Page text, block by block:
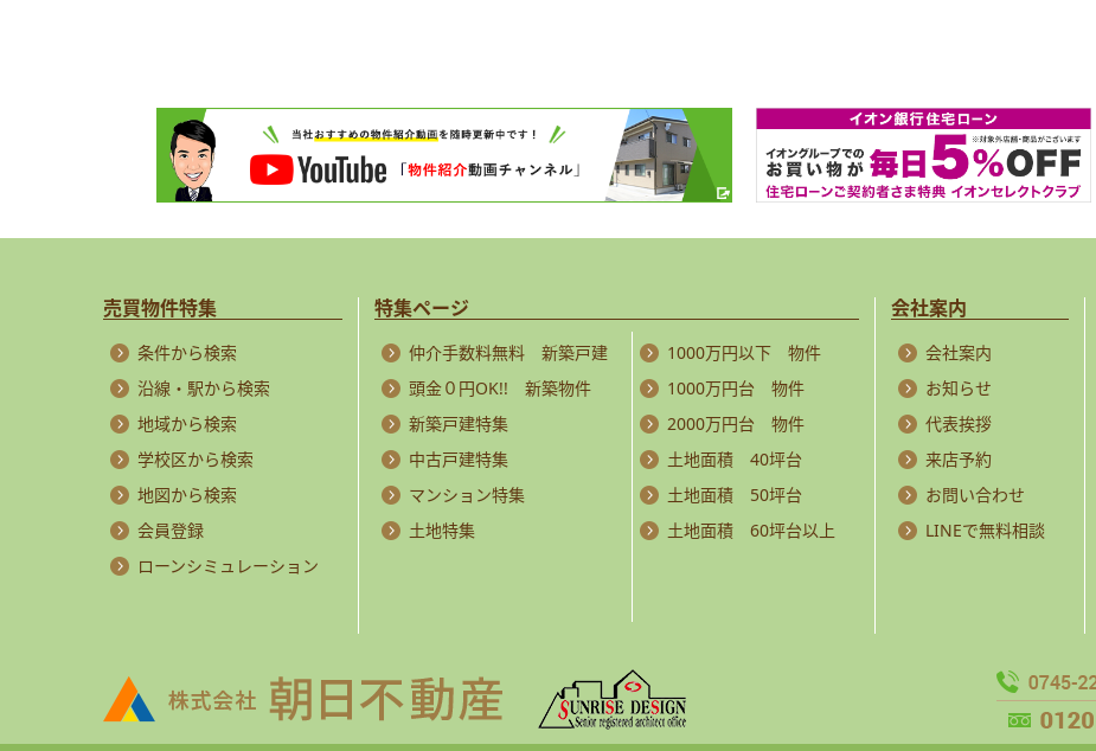
売買物件特集
条件から検索
沿線・駅から検索
地域から検索
学校区から検索
地図から検索
会員登録
ローンシミュレーション
特集ページ
仲介手数料無料 新築戸建
頭金０円OK!! 新築物件
新築戸建特集
中古戸建特集
マンション特集
土地特集
1000万円以下 物件
1000万円台 物件
2000万円台 物件
土地面積 40坪台
土地面積 50坪台
土地面積 60坪台以上
会社案内
会社案内
お知らせ
代表挨拶
来店予約
お問い合わせ
LINEで無料相談